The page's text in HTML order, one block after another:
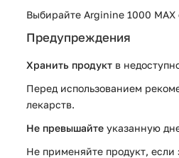
Выбирайте Arginine 1000
Предупреждения
Хранить продукт в
Перед использованием
лекарств.
Не превышайте указанную
Не применяйте продукт, если